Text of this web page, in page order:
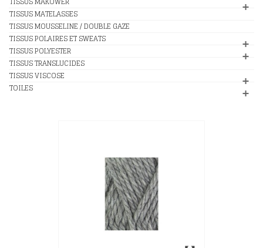
TISSUS MATELASSES
TISSUS MOUSSELINE / DOUBLE GAZE
TISSUS POLAIRES ET SWEATS
TISSUS POLYESTER
TISSUS TRANSLUCIDES
TISSUS VISCOSE
TOILES